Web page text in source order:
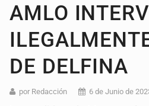
AMLO
DE DELFINA
por Redacción 6 de Junio de